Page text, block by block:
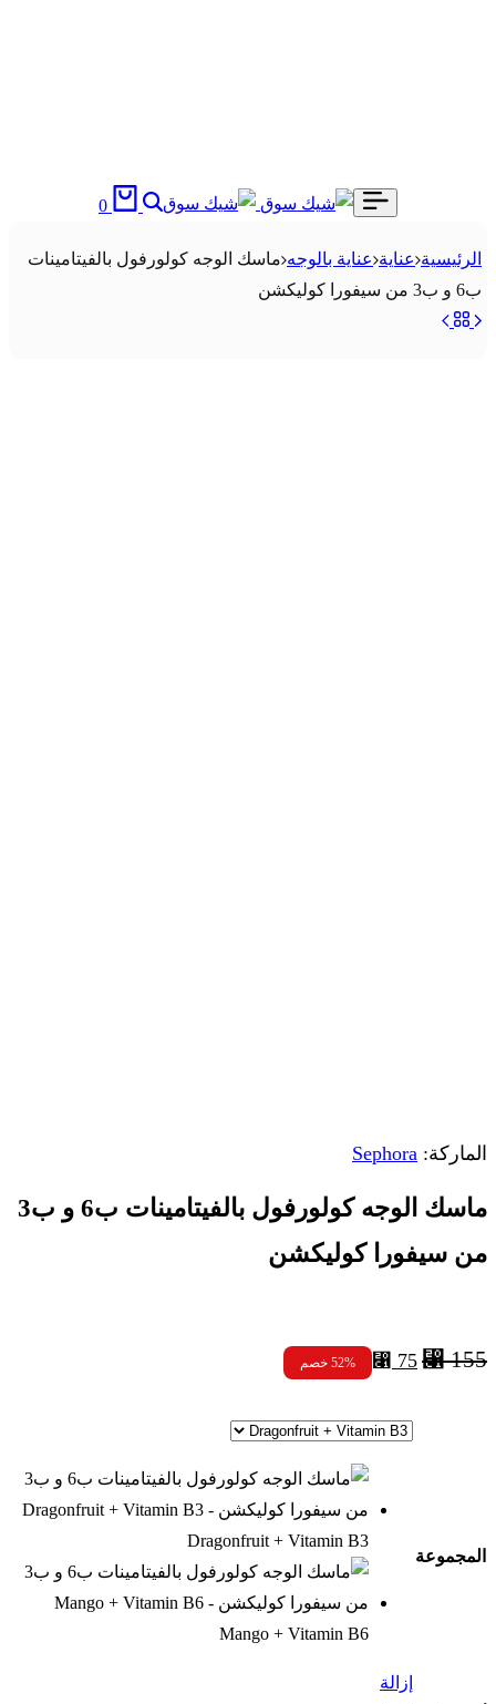
بحث0السلة
الرئيسية عناية عناية بالوجه ماسك الوجه كولورفول بالفيتامينات
ب6 و ب3 من سيفورا كوليكشن
الماركة: Sephora
ماسك الوجه كولورفول بالفيتامينات ب6 و ب3
من سيفورا كوليكشن
⃁155
السعر
الأصلي
⃁ 155.
⃁ 75
السعر
الحالي
⃁ 75.
52% خصم
المجموعة
Dragonfruit + Vitamin B3
Mango + Vitamin B6
إزالة